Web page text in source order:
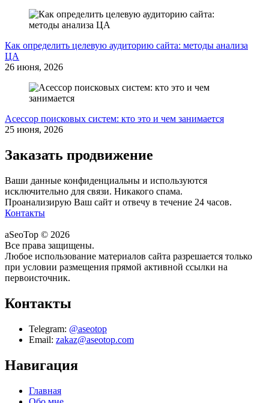
Как определить целевую аудиторию сайта: методы анализа
ЦА
26 июня, 2026
Асессор поисковых систем: кто это и чем занимается
25 июня, 2026
Заказать продвижение
Ваши данные конфиденциальны и используются
исключительно для связи. Никакого спама.
Проанализирую Ваш сайт и отвечу в течение 24 часов.
Контакты
aSeoTop © 2026
Все права защищены.
Любое использование материалов сайта разрешается только
при условии размещения прямой активной ссылки на
первоисточник.
Контакты
Telegram: @aseotop
Email: zakaz@aseotop.com
Навигация
Главная